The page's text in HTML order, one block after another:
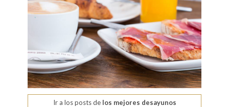
Ir a los posts delos mejores desayunos